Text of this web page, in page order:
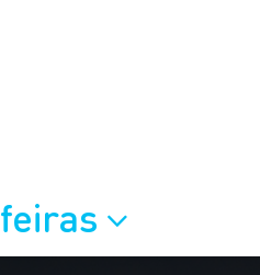
feiras